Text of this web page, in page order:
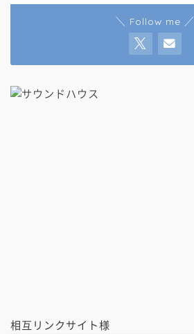
＼ Follow me ／
相互リンクサイト様